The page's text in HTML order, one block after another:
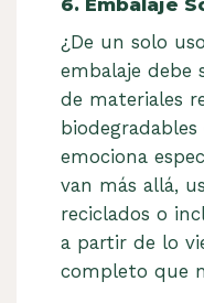
¿De un solo
embalaje debe
de materiales
biodegradables
emociona
van más allá,
reciclados o
a partir de lo
completo que